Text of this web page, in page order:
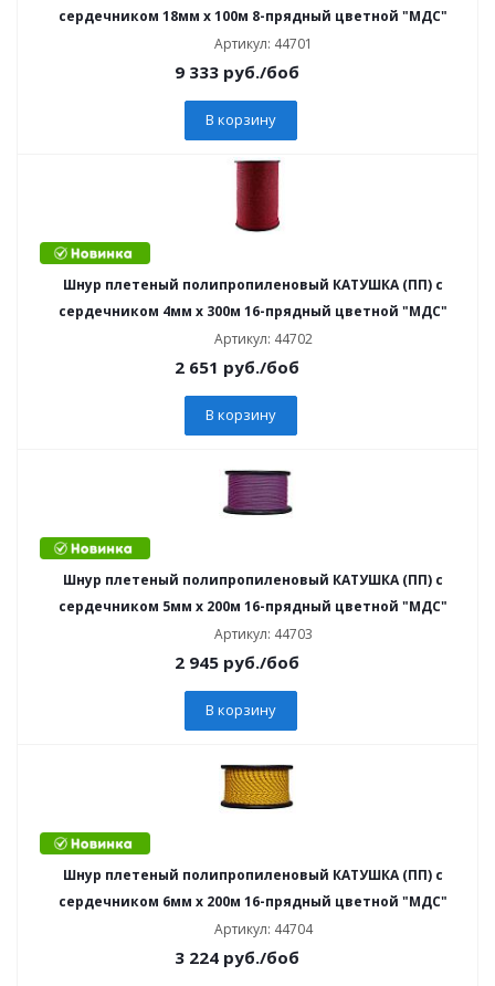
сердечником 18мм х 100м 8-прядный цветной "МДС"
Артикул: 44701
9 333руб./боб
В корзину
Шнур плетеный полипропиленовый КАТУШКА (ПП) с
сердечником 4мм х 300м 16-прядный цветной "МДС"
Артикул: 44702
2 651 руб./боб
В корзину
Шнур плетеный полипропиленовый КАТУШКА (ПП) с
сердечником 5мм х 200м 16-прядный цветной "МДС"
Артикул: 44703
2 945руб./боб
В корзину
Шнур плетеный полипропиленовый КАТУШКА (ПП) с
сердечником 6мм х 200м 16-прядный цветной "МДС"
Артикул: 44704
3 224руб./боб